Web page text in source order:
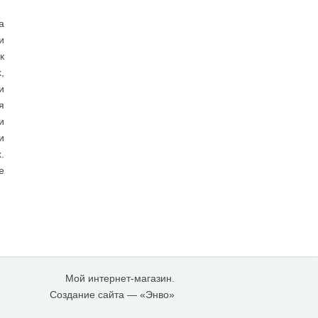
Мой интернет-магазин.
Создание сайта — «Энво»